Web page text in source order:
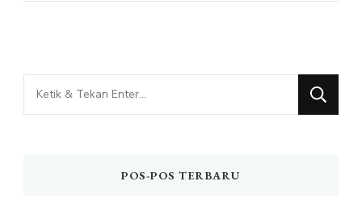
Mencari
Sesuatu?
POS-POS TERBARU